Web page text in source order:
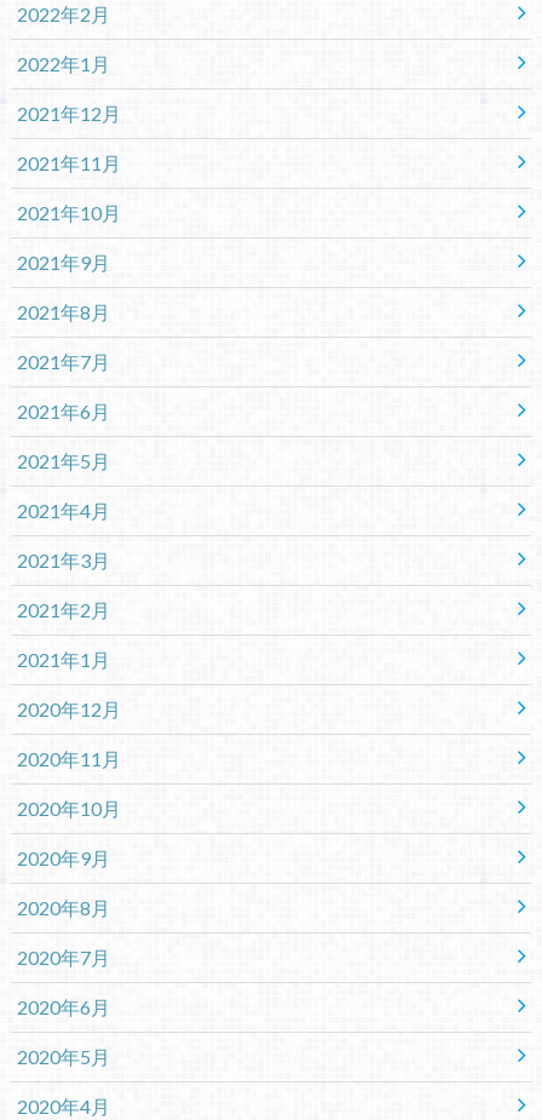
2022年2月
2022年1月
2021年12月
2021年11月
2021年10月
2021年9月
2021年8月
2021年7月
2021年6月
2021年5月
2021年4月
2021年3月
2021年2月
2021年1月
2020年12月
2020年11月
2020年10月
2020年9月
2020年8月
2020年7月
2020年6月
2020年5月
2020年4月